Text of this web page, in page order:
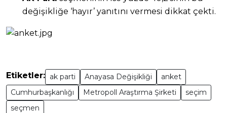
değişikliğe ‘hayır’ yanıtını vermesi dikkat çekti.
Etiketler: ak parti Anayasa Değişikliği
anket
Cumhurbaşkanlığı
Metropoll Araştırma Şirketi
seçim
seçmen